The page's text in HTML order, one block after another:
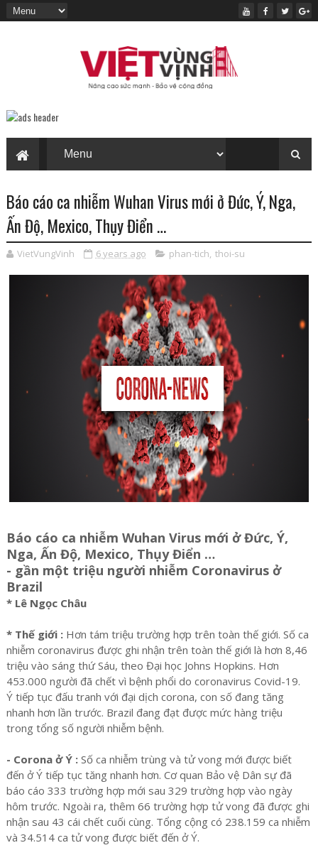
Báo cáo ca nhiễm Wuhan Virus mới ở Đức, Ý, Nga,
Ấn Độ, Mexico, Thụy Điển …
VietVungVinh 6 years ago phan-tich, thoi-su
Báo cáo ca nhiễm Wuhan Virus mới ở Đức, Ý,
Nga, Ấn Độ, Mexico, Thụy Điển …
- gần một triệu người nhiễm Coronavirus ở
Brazil
* Lê Ngọc Châu
* Thế giới :Hơn tám triệu trường hợp trên toàn thế giới. Số ca
nhiễm coronavirus được ghi nhận trên toàn thế giới là hơn 8,46
triệu vào sáng thứ Sáu, theo Đại học Johns Hopkins. Hơn
453.000 người đã chết vì bệnh phổi do coronavirus Covid-19.
Ý tiếp tục đấu tranh với đại dịch corona, con số đang tăng
nhanh hơn lần trước. Brazil đang đạt được mức hàng triệu
trong tổng số người nhiễm bệnh.
- Corona ở Ý :Số ca nhiễm trùng và tử vong mới được biết
đến ở Ý tiếp tục tăng nhanh hơn. Cơ quan Bảo vệ Dân sự đã
báo cáo 333 trường hợp mới sau 329 trường hợp vào ngày
hôm trước. Ngoài ra, thêm 66 trường hợp tử vong đã được ghi
nhận sau 43 cái chết cuối cùng. Tổng cộng có 238.159 ca nhiễm
và 34.514 ca tử vong được biết đến ở Ý.